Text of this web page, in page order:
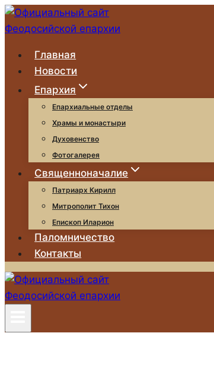
Перейти
к
Главная
Новости
Епархия
Епархиальные отделы
Храмы и монастыри
Духовенство
Фотогалерея
Священноначалие
Патриарх Кирилл
Митрополит Тихон
Епископ Иларион
Паломничество
Контакты